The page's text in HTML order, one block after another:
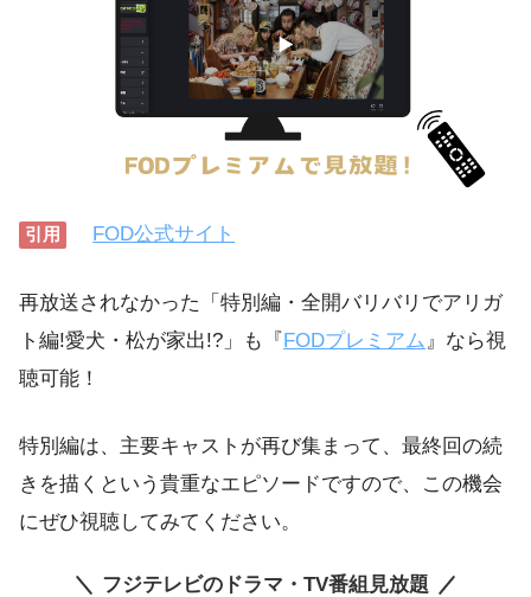
引用 FOD公式サイト
再放送されなかった「特別編・全開バリバリでアリガ
ト編!愛犬・松が家出!?」も『FODプレミアム 』なら視
聴可能！
特別編は、主要キャストが再び集まって、最終回の続
きを描くという貴重なエピソードですので、この機会
にぜひ視聴してみてください。
フジテレビのドラマ・TV番組見放題